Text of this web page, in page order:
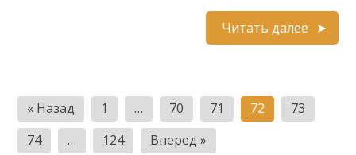
Читать далее
Пагинация
записей
« Назад 1 … 70 71 72
73
74
… 124 Вперед »